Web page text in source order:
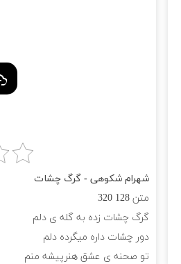
شهرام شکوهی - گرگ چشات
متن 128
320
ﮔﺮگ ﭼﺸﺎت زده ﺑﻪ ﮔﻠﻪ ی دﻟﻢ
دور ﭼﺸﺎت داره ﻣﻴﮕﺮده دﻟﻢ
ﺗﻮ ﺻﺤﻨﻪ ی ﻋﺸﻖ ﻫﻨﺮﭘﻴﺸﻪ ﻣﻨﻢ